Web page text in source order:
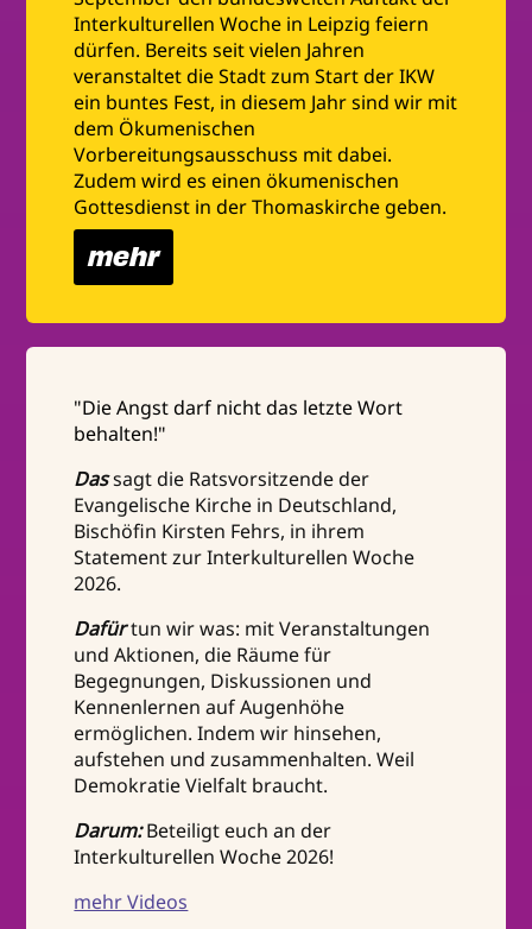
Interkulturellen Woche in Leipzig feiern
dürfen. Bereits seit vielen Jahren
veranstaltet die Stadt zum Start der IKW
ein buntes Fest, in diesem Jahr sind wir mit
dem Ökumenischen
Vorbereitungsausschuss mit dabei.
Zudem wird es einen ökumenischen
Gottesdienst in der Thomaskirche geben.
mehr
"Die Angst darf nicht das letzte Wort
behalten!"
Dassagt die Ratsvorsitzende der
Evangelische Kirche in Deutschland,
Bischöfin Kirsten Fehrs, in ihrem
Statement zur Interkulturellen Woche
2026.
Dafürtun wir was: mit Veranstaltungen
und Aktionen, die Räume für
Begegnungen, Diskussionen und
Kennenlernen auf Augenhöhe
ermöglichen. Indem wir hinsehen,
aufstehen und zusammenhalten. Weil
Demokratie Vielfalt braucht.
Darum:Beteiligt euch an der
Interkulturellen Woche 2026!
mehr Videos